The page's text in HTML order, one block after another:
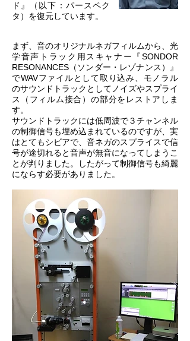
ド』（以下：パースペク
タ）を復元しています。
まず、音のオリジナルネガフィルムから、光
学音声トラック用スキャナー『SONDOR
RESONANCES（ソンダー・レゾナンス）』
でWAVファイルとして取り込み、モノラル
のサウンドトラックとしてノイズやスプライ
ス（フィルム接合）の部分をレストアしま
す。
サウンドトラックには低周波で３チャンネル
の制御信号も埋め込まれているのですが、実
はとてもシビアで、音ネガのスプライスで信
号が途切れると音声が無音になってしまうこ
とが判りました。したがって制御信号も綺麗
にならす必要がありました。